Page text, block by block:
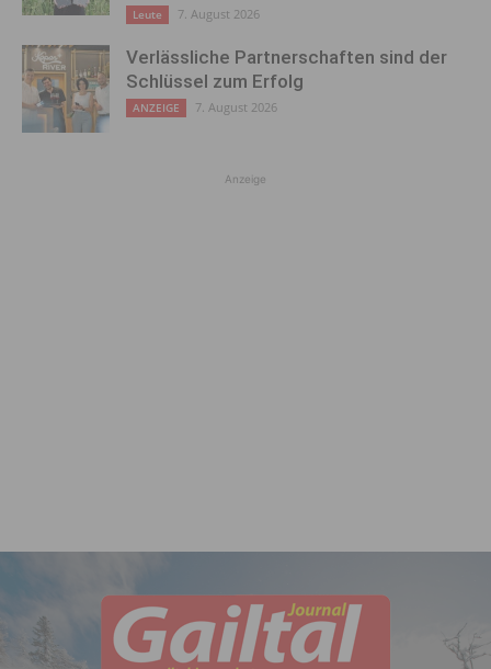
Leute 7. August 2026
Verlässliche Partnerschaften sind der
Schlüssel zum Erfolg
ANZEIGE 7. August 2026
Anzeige